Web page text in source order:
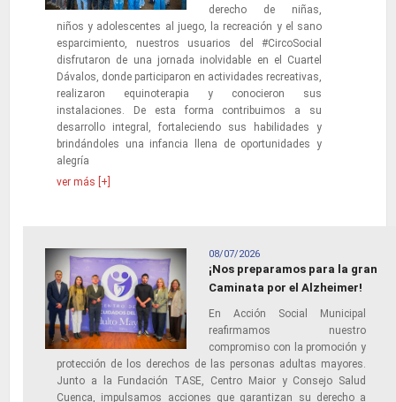
derecho de niñas,
niños y adolescentes al juego, la recreación y el sano
esparcimiento, nuestros usuarios del #CircoSocial
disfrutaron de una jornada inolvidable en el Cuartel
Dávalos, donde participaron en actividades recreativas,
realizaron equinoterapia y conocieron sus
instalaciones. De esta forma contribuimos a su
desarrollo integral, fortaleciendo sus habilidades y
brindándoles una infancia llena de oportunidades y
alegría
ver más [+]
08/07/2026
¡Nos preparamos para la gran
Caminata por el Alzheimer!
En Acción Social Municipal
reafirmamos nuestro
compromiso con la promoción y
protección de los derechos de las personas adultas mayores.
Junto a la Fundación TASE, Centro Maior y Consejo Salud
Cuenca, impulsamos acciones que garantizan su derecho a